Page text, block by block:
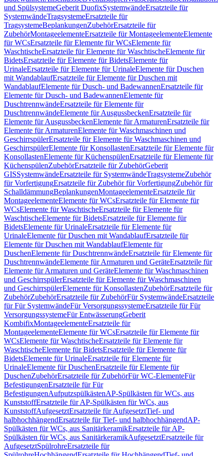
und SpülsystemeGeberit DuofixSystemwändeErsatzteile für
SystemwändeTragsystemeErsatzteile für
TragsystemeBeplankungenZubehörErsatzteile für
ZubehörMontageelementeErsatzteile für MontageelementeElemente
für WCsErsatzteile für Elemente für WCsElemente für
WaschtischeErsatzteile für Elemente für WaschtischeElemente für
BidetsErsatzteile für Elemente für BidetsElemente für
UrinaleErsatzteile für Elemente für UrinaleElemente für Duschen
mit WandablaufErsatzteile für Elemente für Duschen mit
WandablaufElemente für Dusch- und BadewannenErsatzteile für
Elemente für Dusch- und BadewannenElemente für
DuschtrennwändeErsatzteile für Elemente für
DuschtrennwändeElemente für AusgussbeckenErsatzteile für
Elemente für AusgussbeckenElemente für ArmaturenErsatzteile für
Elemente für ArmaturenElemente für Waschmaschinen und
GeschirrspülerErsatzteile für Elemente für Waschmaschinen und
GeschirrspülerElemente für KonsollastenErsatzteile für Elemente für
KonsollastenElemente für KüchenspülenErsatzteile für Elemente für
KüchenspülenZubehörErsatzteile für ZubehörGeberit
GISSystemwändeErsatzteile für SystemwändeTragsystemeZubehör
für VorfertigungErsatzteile für Zubehör für VorfertigungZubehör für
SchalldämmungBeplankungenMontageelementeErsatzteile für
MontageelementeElemente für WCsErsatzteile für Elemente für
WCsElemente für WaschtischeErsatzteile für Elemente für
WaschtischeElemente für BidetsErsatzteile für Elemente für
BidetsElemente für UrinaleErsatzteile für Elemente für
UrinaleElemente für Duschen mit WandablaufErsatzteile für
Elemente für Duschen mit WandablaufElemente für
DuschenElemente für DuschtrennwändeErsatzteile für Elemente für
DuschtrennwändeElemente für Armaturen und GeräteErsatzteile für
Elemente für Armaturen und GeräteElemente für Waschmaschinen
und GeschirrspülerErsatzteile für Elemente für Waschmaschinen
und GeschirrspülerElemente für KonsollastenZubehörErsatzteile für
ZubehörZubehörErsatzteile für ZubehörFür SystemwändeErsatzteile
für Für SystemwändeFür VersorgungssystemeErsatzteile für Für
VersorgungssystemeFür EntwässerungGeberit
KombifixMontageelementeErsatzteile für
MontageelementeElemente für WCsErsatzteile für Elemente für
WCsElemente für WaschtischeErsatzteile für Elemente für
WaschtischeElemente für BidetsErsatzteile für Elemente für
BidetsElemente für UrinaleErsatzteile für Elemente für
UrinaleElemente für DuschenErsatzteile für Elemente für
DuschenZubehörErsatzteile für ZubehörFür WC-ElementeFür
BefestigungenErsatzteile für Für
BefestigungenAufputzspülkästenAP-Spülkästen für WCs, aus
KunststoffErsatzteile für AP-Spülkästen für WCs, aus
KunststoffAufgesetztErsatzteile für AufgesetztTief- und
halbhochhängendErsatzteile für Tief- und halbhochhängendAP-
Spülkästen für WCs, aus SanitärkeramikErsatzteile für AP-
Spülkästen für WCs, aus SanitärkeramikAufgesetztErsatzteile für
AufgesetztSpülrohreErsatzteile für